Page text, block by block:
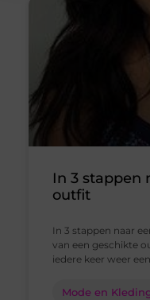
In 3 stappen
outfit
In 3 stappen naar
van een geschikte
iedere keer weer
Mode en